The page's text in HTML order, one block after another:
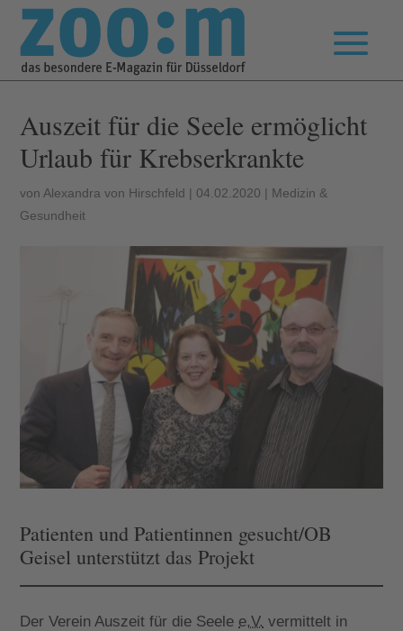
Auszeit für die Seele ermöglicht
Urlaub für Krebserkrankte
von Alexandra von Hirschfeld | 04.02.2020 | Medizin &
Gesundheit
Patienten und Patientinnen gesucht/OB
Geisel unterstützt das Projekt
Der Verein Auszeit für die Seele e.V. vermittelt in